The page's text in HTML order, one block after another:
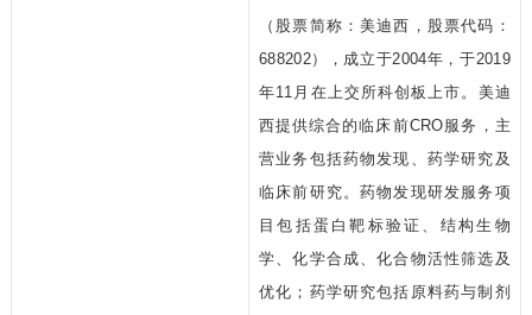
（股票简称：美迪西，股票代码：
688202），成立于2004年，于2019
年11月在上交所科创板上市。美迪
西提供综合的临床前CRO服务，主
营业务包括药物发现、药学研究及
临床前研究。药物发现研发服务项
目包括蛋白靶标验证、结构生物
学、化学合成、化合物活性筛选及
优化；药学研究包括原料药与制剂